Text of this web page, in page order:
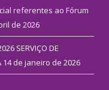
referentes ao Fórum
de 2026
SERVIÇO DE
14 de janeiro de 2026